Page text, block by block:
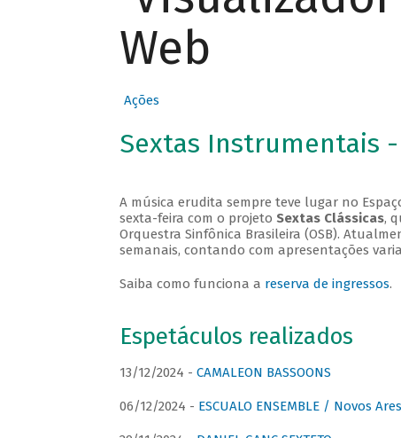
Web
Ações
Sextas Instrumentais -
A música erudita sempre teve lugar no
sexta-feira com o projeto Sextas Clássicas,
Orquestra Sinfônica Brasileira (OSB).
semanais, contando com apresentações
Saiba como funciona a reserva de ingressos.
Espetáculos realizados
13/12/2024 - CAMALEON BASSOONS
06/12/2024 - ESCUALO ENSEMBLE / Novos Ares